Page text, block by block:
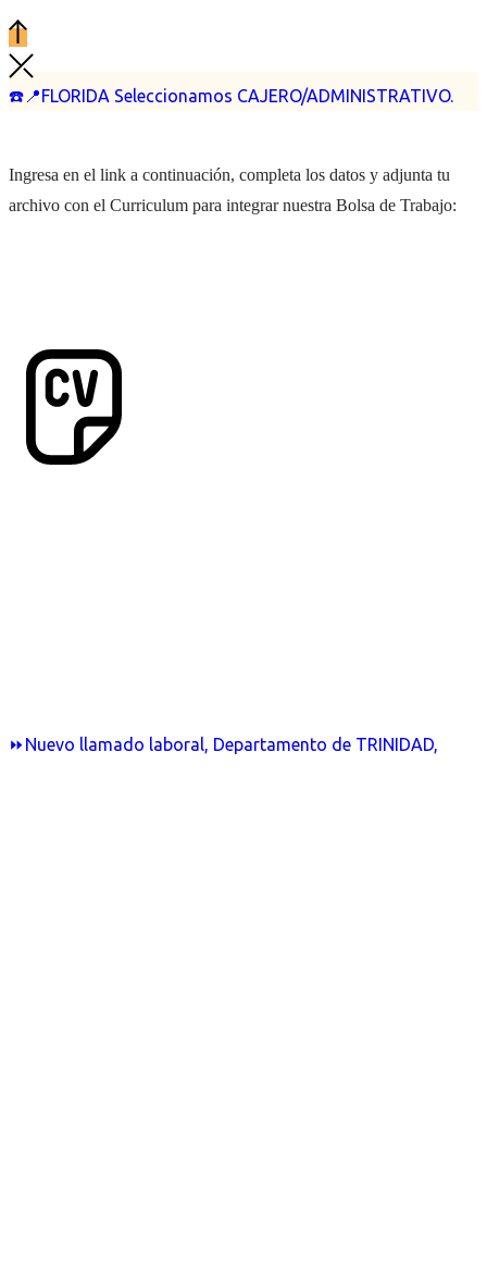
☎️📍FLORIDA Seleccionamos CAJERO/ADMINISTRATIVO.
⏩Nuevo llamado laboral, Departamento de TRINIDAD,
Ingresa en el link a continuación, completa los datos y adjunta tu
archivo con el Curriculum para integrar nuestra Bolsa de Trabajo: